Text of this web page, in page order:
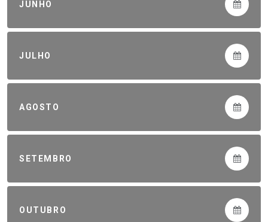
JUNHO
JULHO
AGOSTO
SETEMBRO
OUTUBRO